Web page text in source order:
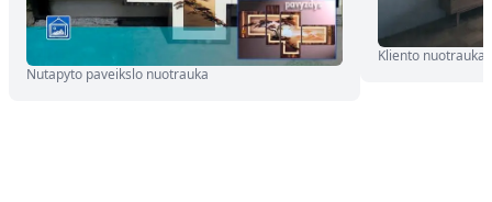
Nutapyto paveikslo nuotrauka
Kliento nuotrauka